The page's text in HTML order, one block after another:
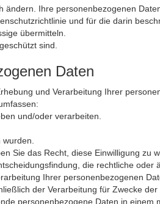
Ihre personenbezogenen
und für die darin
übermitteln.
sind.
Daten
und Verarbeitung Ihrer
und/oder verarbeiten.
Sie das Recht, diese Einwilligung zu
die rechtliche oder
Ihrer personenbezogenen
der Verarbeitung für Zwecke der
personenbezogene Daten in einem